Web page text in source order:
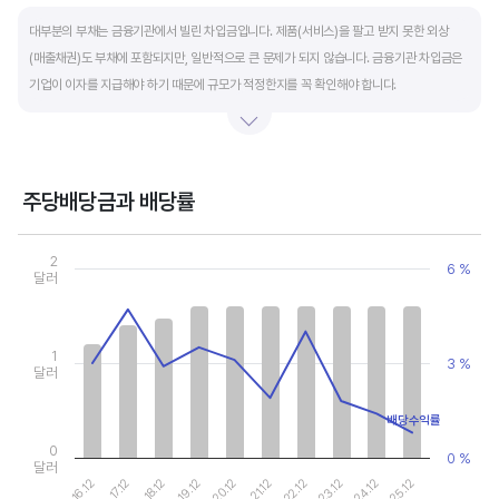
대부분의 부채는 금융기관에서 빌린 차입금입니다. 제품(서비스)을 팔고 받지 못한 외상
(매출채권)도 부채에 포함되지만, 일반적으로 큰 문제가 되지 않습니다. 금융기관 차입금은
기업이 이자를 지급해야 하기 때문에 규모가 적정한지를 꼭 확인해야 합니다.
비교해서 보는 것이 좋습니다. 그외 이자보상배율과 현금흐름표를 함께 체크하면, 부도
주당배당금과 배당률
Chart
Combination chart with 2 data series.
View as data table, Chart
The chart has 2 Y axes displaying values, and values.
16.12 17.12 18.12 19.12 20.12 21.12 22.12 23.12 24.12 25.12
0
달러
1
달러
2
달러
0 %
3 %
6 %
배당수익률